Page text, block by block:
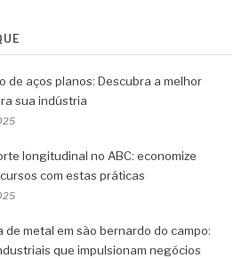
de aços planos: Descubra a melhor
sua indústria
longitudinal no ABC: economize
com estas práticas
de metal em são bernardo do campo:
que impulsionam negócios